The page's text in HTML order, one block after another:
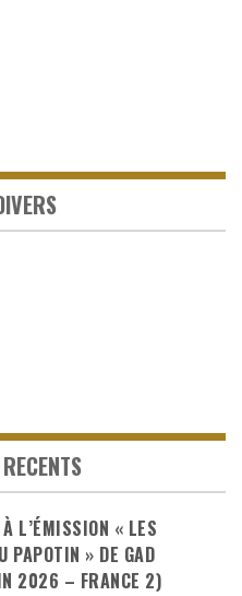
L’ÉMISSION « LES
PAPOTIN » DE GAD
2026 – FRANCE 2)